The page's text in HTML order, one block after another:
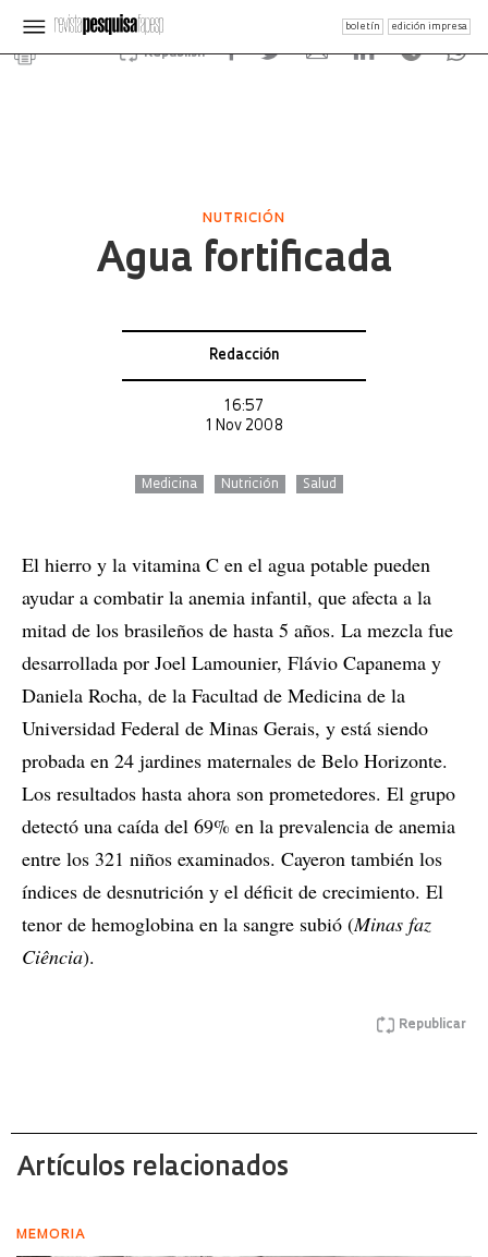
boletín edición impresa
Republish
NUTRICIÓN
Agua fortificada
Redacción
16:57
1 Nov 2008
Medicina Nutrición Salud
El hierro y la vitamina C en el agua potable pueden
ayudar a combatir la anemia infantil, que afecta a la
mitad de los brasileños de hasta 5 años. La mezcla fue
desarrollada por Joel Lamounier, Flávio Capanema y
Daniela Rocha, de la Facultad de Medicina de la
Universidad Federal de Minas Gerais, y está siendo
probada en 24 jardines maternales de Belo Horizonte.
Los resultados hasta ahora son prometedores. El grupo
detectó una caída del 69% en la prevalencia de anemia
entre los 321 niños examinados. Cayeron también los
índices de desnutrición y el déficit de crecimiento. El
tenor de hemoglobina en la sangre subió (Minas faz
Ciência).
Republicar